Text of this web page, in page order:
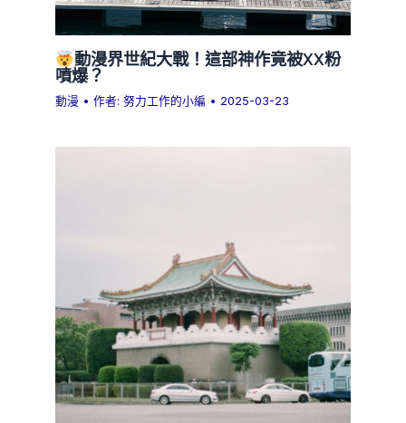
動漫界世紀大戰！這部神作竟被XX粉
噴爆？
動漫 • 作者:努力工作的小編 • 2025-03-23